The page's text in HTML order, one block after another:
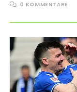
0 KOMMENTARE